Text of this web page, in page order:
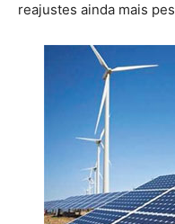
reajustes ainda mais